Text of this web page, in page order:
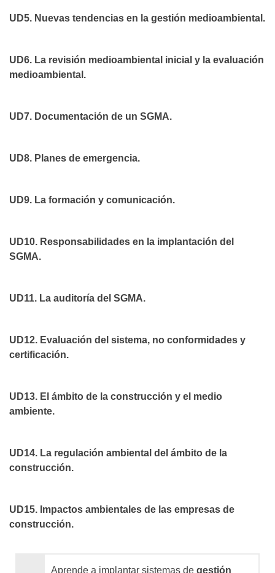
UD5. Nuevas tendencias en la gestión medioambiental.
UD6. La revisión medioambiental inicial y la evaluación
medioambiental.
UD7. Documentación de un SGMA.
UD8. Planes de emergencia.
UD9. La formación y comunicación.
UD10. Responsabilidades en la implantación del
SGMA.
UD11. La auditoría del SGMA.
UD12. Evaluación del sistema, no conformidades y
certificación.
UD13. El ámbito de la construcción y el medio
ambiente.
UD14. La regulación ambiental del ámbito de la
construcción.
UD15. Impactos ambientales de las empresas de
construcción.
Aprende a implantar sistemas de gestión